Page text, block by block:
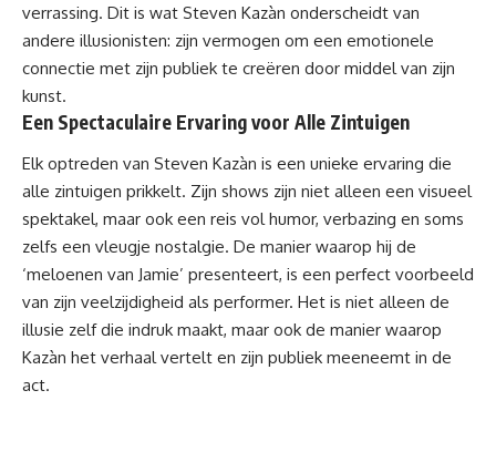
verrassing. Dit is wat Steven Kazàn onderscheidt van
andere illusionisten: zijn vermogen om een emotionele
connectie met zijn publiek te creëren door middel van zijn
kunst.
Een Spectaculaire Ervaring voor Alle Zintuigen
Elk optreden van Steven Kazàn is een unieke ervaring die
alle zintuigen prikkelt. Zijn shows zijn niet alleen een visueel
spektakel, maar ook een reis vol humor, verbazing en soms
zelfs een vleugje nostalgie. De manier waarop hij de
‘meloenen van Jamie’ presenteert, is een perfect voorbeeld
van zijn veelzijdigheid als performer. Het is niet alleen de
illusie zelf die indruk maakt, maar ook de manier waarop
Kazàn het verhaal vertelt en zijn publiek meeneemt in de
act.